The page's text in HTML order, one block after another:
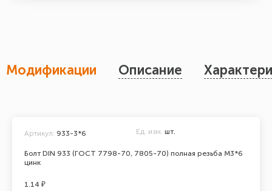
Модификации Описание
Болт DIN 933 (ГОСТ 7798-70, 7805-70) полная резьба М3*6
цинк
Артикул: 933-3*6 Ед. изм. шт.
1.14 ₽